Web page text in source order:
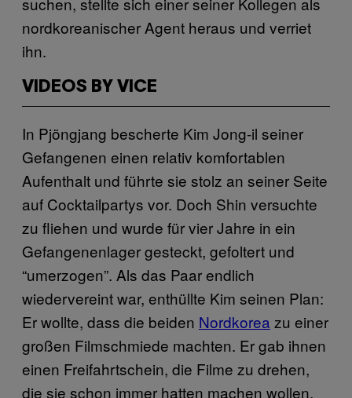
nordkoreanischer Agent heraus und verriet
ihn.
VIDEOS BY VICE
In Pjöngjang bescherte Kim Jong-il seiner
Gefangenen einen relativ komfortablen
Aufenthalt und führte sie stolz an seiner Seite
auf Cocktailpartys vor. Doch Shin versuchte
zu fliehen und wurde für vier Jahre in ein
Gefangenenlager gesteckt, gefoltert und
“umerzogen”. Als das Paar endlich
wiedervereint war, enthüllte Kim seinen Plan:
Er wollte, dass die beiden Nordkorea zu einer
großen Filmschmiede machten. Er gab ihnen
einen Freifahrtschein, die Filme zu drehen,
die sie schon immer hatten machen wollen.